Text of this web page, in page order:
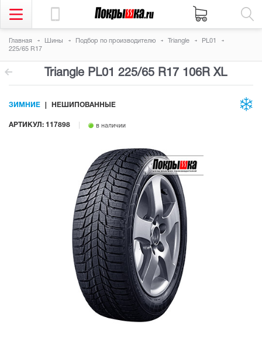
Главная Шины Подбор по производителю Triangle
PL01
225/65 R17
Triangle PL01 225/65 R17 106RXL
АРТИКУЛ: 117898 в наличии
ЗИМНИЕ НЕШИПОВАННЫЕ